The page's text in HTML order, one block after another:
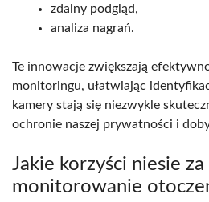
zdalny podgląd,
analiza nagrań.
Te innowacje zwiększają
monitoringu, ułatwiając
kamery stają się niezwykle
ochronie naszej prywatności i
Jakie korzyści niesie za
monitorowanie